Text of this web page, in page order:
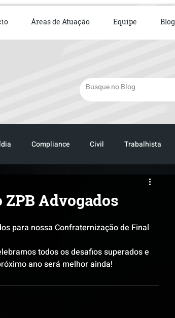
Áreas de Atuação Equipe Blog
Compliance Civil Trabalhista
LOGISTICA
Advogados
para nossa Confraternização de Final
todos os desafios superados e
ano será melhor ainda!